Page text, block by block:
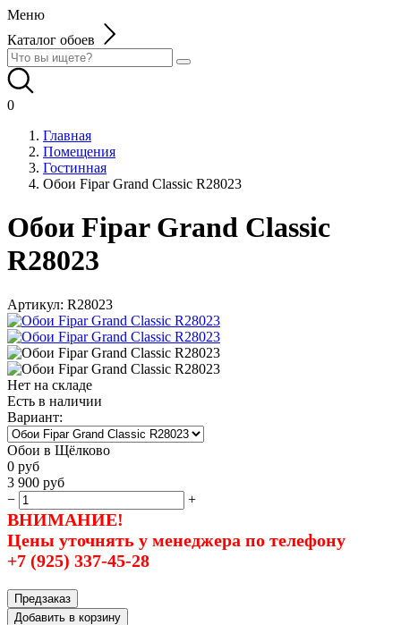
Меню
Каталог обоев
0
Главная
Помещения
Гостинная
Обои Fipar Grand Classic R28023
Обои Fipar Grand Classic
R28023
Артикул: R28023
Нет на складе
Есть в наличии
Вариант:
Обои в Щёлково
0 руб
3 900 руб
−
+
ВНИМАНИЕ!
Цены уточнять у менеджера по телефону
+7 (925) 337-45-28
Предзаказ
Добавить в корзину